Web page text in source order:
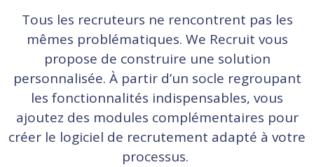
Tous les recruteurs ne rencontrent pas les
mêmes problématiques. We Recruit vous
propose de construire une solution
personnalisée. À partir d’un socle regroupant
les fonctionnalités indispensables, vous
ajoutez des modules complémentaires pour
créer le logiciel de recrutement adapté à votre
processus.